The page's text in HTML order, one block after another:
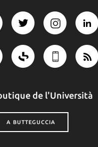
de l'Università
A BUTTEGUCCIA